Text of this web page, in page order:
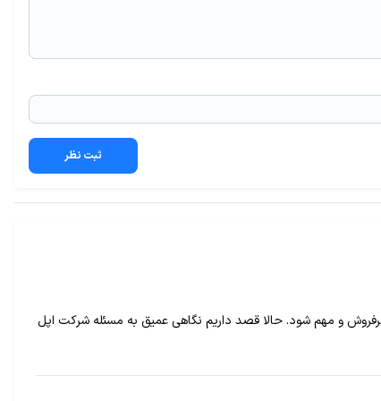
ثبت نظر
و مهم شود. حالا قصد داریم نگاهی عمیق به مسئله شرکت اپل